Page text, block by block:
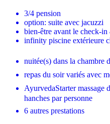
3/4 pension
option: suite avec jacuzzi
bien-être avant le check-
infinity piscine extérieure
nuitée(s) dans la chambre
repas du soir variés avec
AyurvedaStarter massage
hanches par personne
6 autres prestations